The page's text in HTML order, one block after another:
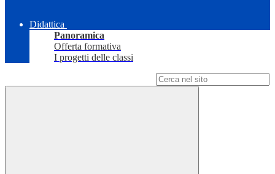
Didattica
Panoramica
Offerta formativa
I progetti delle classi